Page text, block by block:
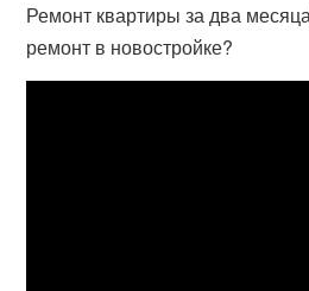
Ремонт квартиры за два
ремонт в новостройке?